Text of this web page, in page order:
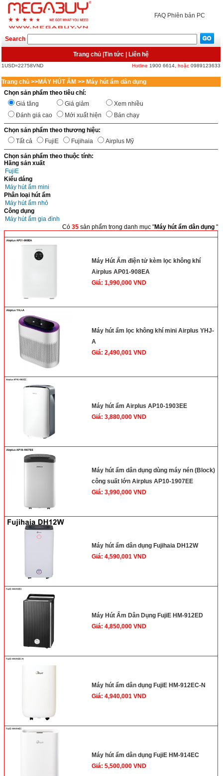
FAQ Phiên bản PC
Search
Trang chủ Tin tức Liên hệ
1USD=22758VND Hotline 1900 6614 , hoặc 0989123633
Trang chủ >>MÁY HÚT ẨM >> Máy hút ẩm dân dụng
Chọn sản phẩm theo tiêu chí:
Giá tăng
Giá giảm
Xem nhiều
Đánh giá cao
Mới xuất hiện Bán chạy
Chọn sản phẩm theo thương hiệu:
Tất cả
FujiE Fujihaia Airplus Mỹ
Chọn sản phẩm theo thuộc tính:
Hãng sản xuất
FujiE
Kiểu dáng
Máy hút ẩm mini
Phân loại hút ẩm
Máy hút ẩm nhỏ
Công dụng
Máy hút ẩm gia đình
Có 35 sản phẩm trong danh mục "Máy hút ẩm dân dụng "
Máy Hút Ẩm điện tử kèm lọc không khí
Airplus AP01-908EA
Giá: 1,990,000 VND
Máy hút ẩm lọc không khí mini Airplus YHJ-
A
Giá: 2,490,001 VND
Máy hút ẩm Airplus AP10-1903EE
Giá: 3,880,000 VND
Máy hút ẩm dân dụng dùng máy nén (Block)
công suất lớn Airplus AP10-1907EE
Giá: 3,990,000 VND
Máy hút ẩm dân dụng Fujihaia DH12W
Giá: 4,590,001 VND
Máy Hút Ẩm Dân Dụng FujiE HM-912ED
Giá: 4,850,000 VND
Máy hút ẩm dân dụng FujiE HM-912EC-N
Giá: 4,940,001 VND
Máy hút ẩm dân dụng FujiE HM-914EC
Giá: 5,500,000 VND